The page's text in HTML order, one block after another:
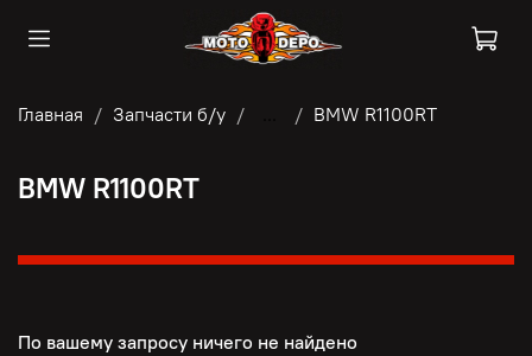
Главная Запчасти б/у BMW R1100RT
BMW R1100RT
По вашему запросу ничего не найдено